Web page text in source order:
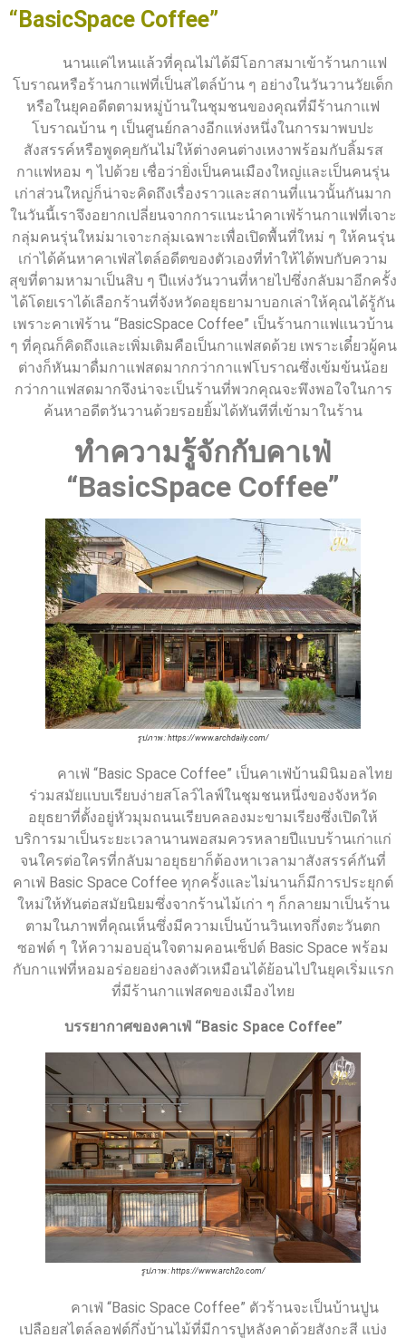
“BasicSpace Coffee”
นานแค่ไหนแล้วที่คุณไม่ได้มีโอกาสมาเข้าร้านกาแฟ
โบราณหรือร้านกาแฟที่เป็นสไตล์บ้าน ๆ อย่างในวันวานวัยเด็ก
หรือในยุคอดีตตามหมู่บ้านในชุมชนของคุณที่มีร้านกาแฟ
โบราณบ้าน ๆ เป็นศูนย์กลางอีกแห่งหนึ่งในการมาพบปะ
สังสรรค์หรือพูดคุยกันไม่ให้ต่างคนต่างเหงาพร้อมกับลิ้มรส
กาแฟหอม ๆ ไปด้วย เชื่อว่ายิ่งเป็นคนเมืองใหญ่และเป็นคนรุ่น
เก่าส่วนใหญ่ก็น่าจะคิดถึงเรื่องราวและสถานที่แนวนั้นกันมาก
ในวันนี้เราจึงอยากเปลี่ยนจากการแนะนำคาเฟ่ร้านกาแฟที่เจาะ
กลุ่มคนรุ่นใหม่มาเจาะกลุ่มเฉพาะเพื่อเปิดพื้นที่ใหม่ ๆ ให้คนรุ่น
เก่าได้ค้นหาคาเฟ่สไตล์อดีตของตัวเองที่ทำให้ได้พบกับความ
สุขที่ตามหามาเป็นสิบ ๆ ปีแห่งวันวานที่หายไปซึ่งกลับมาอีกครั้ง
ได้โดยเราได้เลือกร้านที่จังหวัดอยุธยามาบอกเล่าให้คุณได้รู้กัน
เพราะคาเฟ่ร้าน “BasicSpace Coffee” เป็นร้านกาแฟแนวบ้าน
ๆ ที่คุณก็คิดถึงและเพิ่มเติมคือเป็นกาแฟสดด้วย เพราะเดี๋ยวผู้คน
ต่างก็หันมาดื่มกาแฟสดมากกว่ากาแฟโบราณซึ่งเข้มข้นน้อย
กว่ากาแฟสดมากจึงน่าจะเป็นร้านที่พวกคุณจะพึงพอใจในการ
ค้นหาอดีตวันวานด้วยรอยยิ้มได้ทันทีที่เข้ามาในร้าน
ทำความรู้จักกับคาเฟ่
“BasicSpace Coffee”
รูปภาพ : https://www.archdaily.com/
คาเฟ่ “Basic Space Coffee” เป็นคาเฟ่บ้านมินิมอลไทย
ร่วมสมัยแบบเรียบง่ายสโลว์ไลฟ์ในชุมชนหนึ่งของจังหวัด
อยุธยาที่ตั้งอยู่หัวมุมถนนเรียบคลองมะขามเรียงซึ่งเปิดให้
บริการมาเป็นระยะเวลานานพอสมควรหลายปีแบบร้านเก่าแก่
จนใครต่อใครที่กลับมาอยุธยาก็ต้องหาเวลามาสังสรรค์กันที่
คาเฟ่ Basic Space Coffee ทุกครั้งและไม่นานก็มีการประยุกต์
ใหม่ให้ทันต่อสมัยนิยมซึ่งจากร้านไม้เก่า ๆ ก็กลายมาเป็นร้าน
ตามในภาพที่คุณเห็นซึ่งมีความเป็นบ้านวินเทจกึ่งตะวันตก
ซอฟต์ ๆ ให้ความอบอุ่นใจตามคอนเซ็ปต์ Basic Space พร้อม
กับกาแฟที่หอมอร่อยอย่างลงตัวเหมือนได้ย้อนไปในยุคเริ่มแรก
ที่มีร้านกาแฟสดของเมืองไทย
บรรยากาศของคาเฟ่ “Basic Space Coffee”
รูปภาพ : https://www.arch2o.com/
คาเฟ่ “Basic Space Coffee” ตัวร้านจะเป็นบ้านปูน
เปลือยสไตล์ลอฟต์กึ่งบ้านไม้ที่มีการปูหลังคาด้วยสังกะสี แบ่ง